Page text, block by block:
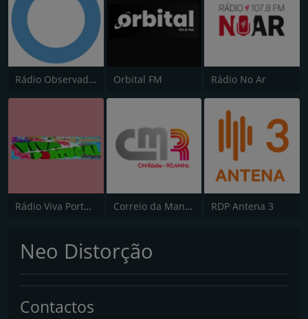
Rádio Observador Orbital FM Rádio No Ar
Rádio Viva Portugal Correio da Manhã Rádio RDP Antena 3
Neo Distorção
Contactos